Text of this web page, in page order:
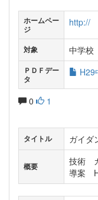
ホームペー
ジ
http://
対象 中学校
ＰＤＦデー
タ
H29
0 1
タイトル ガイダ
概要
技術
導案